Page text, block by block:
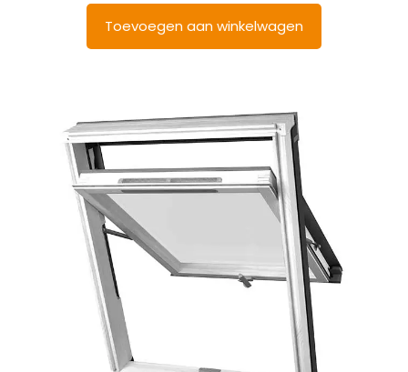
Toevoegen aan winkelwagen